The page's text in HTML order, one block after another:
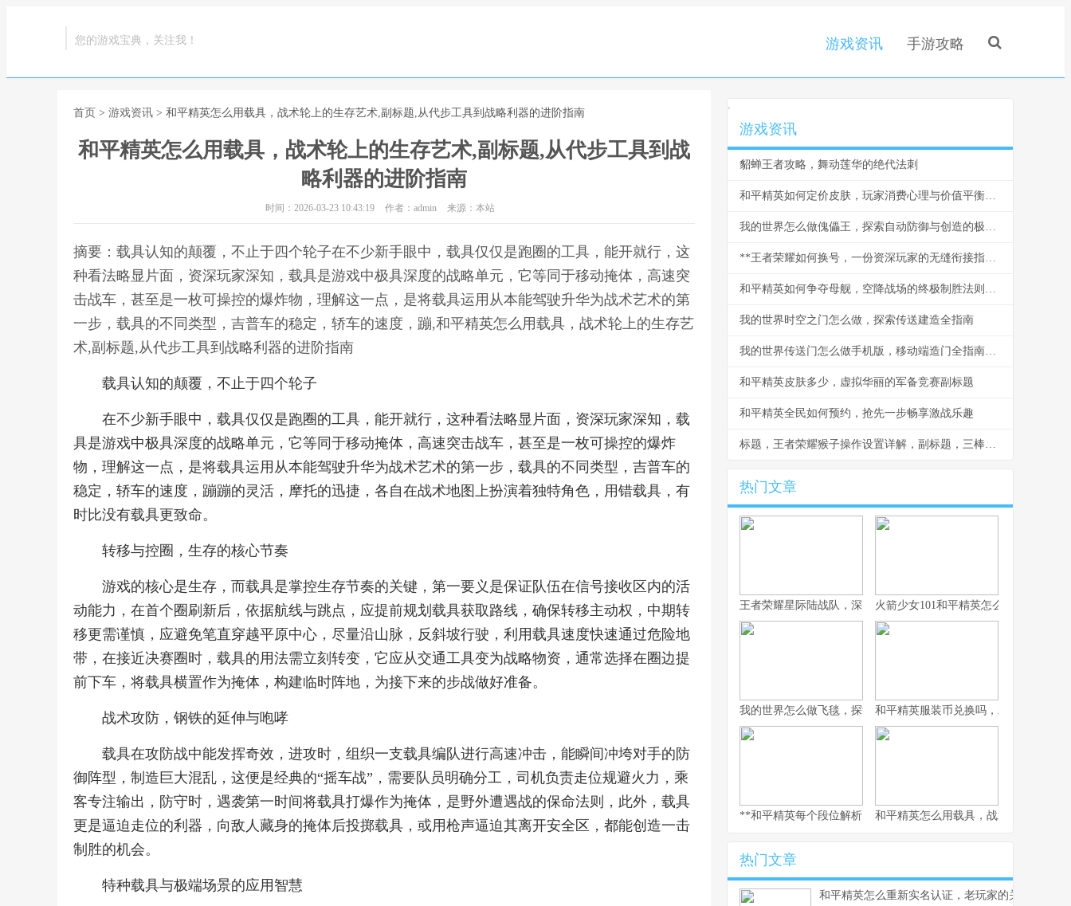
您的游戏宝典，关注我！ 游戏资讯 手游攻略
首页 > 游戏资讯 > 和平精英怎么用载具，战术轮上的生存艺术,副标题,从代步工具到战略利器的进阶指南
和平精英怎么用载具，战术轮上的生存艺术,副标题,从代步工具到战
略利器的进阶指南
时间：2026-03-23 10:43:19 作者：admin 来源：本站
摘要：载具认知的颠覆，不止于四个轮子在不少新手眼中，载具仅仅是跑圈的工具，能开就行，这
种看法略显片面，资深玩家深知，载具是游戏中极具深度的战略单元，它等同于移动掩体，高速突
击战车，甚至是一枚可操控的爆炸物，理解这一点，是将载具运用从本能驾驶升华为战术艺术的第
一步，载具的不同类型，吉普车的稳定，轿车的速度，蹦,和平精英怎么用载具，战术轮上的生存艺
术,副标题,从代步工具到战略利器的进阶指南
载具认知的颠覆，不止于四个轮子
在不少新手眼中，载具仅仅是跑圈的工具，能开就行，这种看法略显片面，资深玩家深知，载
具是游戏中极具深度的战略单元，它等同于移动掩体，高速突击战车，甚至是一枚可操控的爆炸
物，理解这一点，是将载具运用从本能驾驶升华为战术艺术的第一步，载具的不同类型，吉普车的
稳定，轿车的速度，蹦蹦的灵活，摩托的迅捷，各自在战术地图上扮演着独特角色，用错载具，有
时比没有载具更致命。
转移与控圈，生存的核心节奏
游戏的核心是生存，而载具是掌控生存节奏的关键，第一要义是保证队伍在信号接收区内的活
动能力，在首个圈刷新后，依据航线与跳点，应提前规划载具获取路线，确保转移主动权，中期转
移更需谨慎，应避免笔直穿越平原中心，尽量沿山脉，反斜坡行驶，利用载具速度快速通过危险地
带，在接近决赛圈时，载具的用法需立刻转变，它应从交通工具变为战略物资，通常选择在圈边提
前下车，将载具横置作为掩体，构建临时阵地，为接下来的步战做好准备。
战术攻防，钢铁的延伸与咆哮
载具在攻防战中能发挥奇效，进攻时，组织一支载具编队进行高速冲击，能瞬间冲垮对手的防
御阵型，制造巨大混乱，这便是经典的“摇车战”，需要队员明确分工，司机负责走位规避火力，乘
客专注输出，防守时，遇袭第一时间将载具打爆作为掩体，是野外遭遇战的保命法则，此外，载具
更是逼迫走位的利器，向敌人藏身的掩体后投掷载具，或用枪声逼迫其离开安全区，都能创造一击
制胜的机会。
特种载具与极端场景的应用智慧
.
游戏资讯
貂蝉王者攻略，舞动莲华的绝代法刺
和平精英如何定价皮肤，玩家消费心理与价值平衡之道，副标题，虚拟战场的价值哲学
我的世界怎么做傀儡王，探索自动防御与创造的极限，副标题，铁傀儡与雪傀儡的进阶掌控指南
**王者荣耀如何换号，一份资深玩家的无缝衔接指南，副标题，安全跨越账号的详尽策略**
和平精英如何争夺母舰，空降战场的终极制胜法则，副标题：母舰控制权争夺深度战术解析
我的世界时空之门怎么做，探索传送建造全指南
我的世界传送门怎么做手机版，移动端造门全指南，副标题，指尖构筑维度通道的奥秘
和平精英皮肤多少，虚拟华丽的军备竞赛副标题
和平精英全民如何预约，抢先一步畅享激战乐趣
标题，王者荣耀猴子操作设置详解，副标题，三棒定乾坤的精准操控秘诀
热门文章
王者荣耀星际陆战队，深空战场的新纪元启航火箭少女101和平精英怎么获得，联动
我的世界怎么做飞毯，探索方块之上的奇幻飞行，副标题，红石与
和平精英服装币兑换吗，精打细算的装
**和平精英每个段位解析，从青铜到无敌战神的攀登之路，副标题
和平精英怎么用载具，战术轮上的生
热门文章
和平精英怎么重新实名认证，老玩家的关键指南副